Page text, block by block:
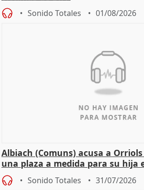
Sonido Totales 01/08/2026
Albiach (Comuns) acusa a Orriols
una plaza a medida para su hija
Sonido Totales 31/07/2026